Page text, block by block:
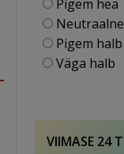
Pigem hea
Neutraalne
Pigem halb
Väga halb
VIIMASE 24